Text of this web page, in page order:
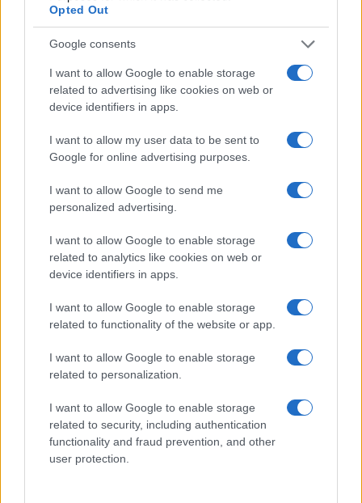
Opted Out
Google consents
I want to allow Google to enable storage
related to advertising like cookies on web or
device identifiers in apps.
I want to allow my user data to be sent to
Google for online advertising purposes.
I want to allow Google to send me
personalized advertising.
I want to allow Google to enable storage
related to analytics like cookies on web or
device identifiers in apps.
I want to allow Google to enable storage
related to functionality of the website or app.
I want to allow Google to enable storage
related to personalization.
I want to allow Google to enable storage
related to security, including authentication
functionality and fraud prevention, and other
user protection.
Cambio de tono en la UE: de críticas a elogios por la
Diego Morales · 6 Ago 2026
EUROPA